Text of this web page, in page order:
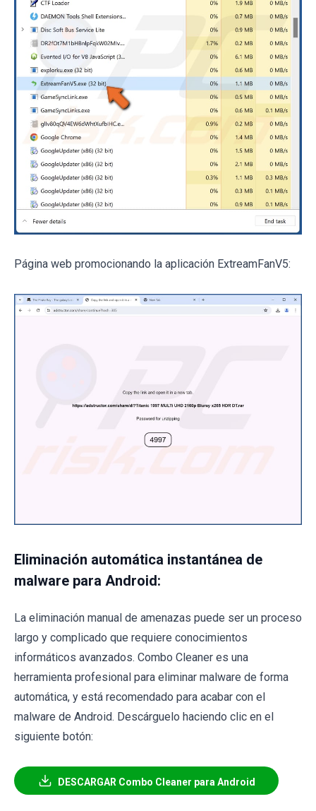
Página web promocionando la aplicación ExtreamFanV5:
Eliminación automática instantánea de
malware para Android:
La eliminación manual de amenazas puede ser un proceso
largo y complicado que requiere conocimientos
informáticos avanzados. Combo Cleaner es una
herramienta profesional para eliminar malware de forma
automática, y está recomendado para acabar con el
malware de Android. Descárguelo haciendo clic en el
siguiente botón:
DESCARGAR Combo Cleaner para Android